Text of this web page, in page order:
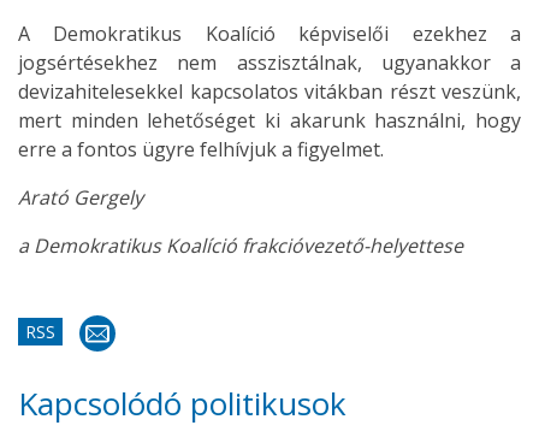
A Demokratikus Koalíció képviselői ezekhez a
jogsértésekhez nem asszisztálnak, ugyanakkor a
devizahitelesekkel kapcsolatos vitákban részt veszünk,
mert minden lehetőséget ki akarunk használni, hogy
erre a fontos ügyre felhívjuk a figyelmet.
Arató Gergely
a Demokratikus Koalíció frakcióvezető-helyettese
RSS
Kapcsolódó politikusok